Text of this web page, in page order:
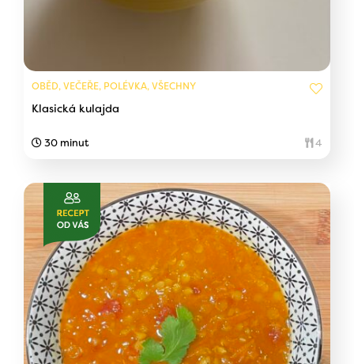
OBĚD, VEČEŘE, POLÉVKA, VŠECHNY
Klasická kulajda
30 minut 4